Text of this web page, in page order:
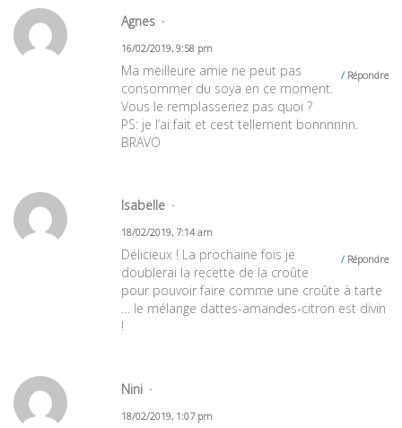
Agnes
16/02/2019, 9:58 pm
Répondre
Ma meilleure amie ne peut pas
consommer du soya en ce moment.
Vous le remplasseriez pas quoi ?
PS: je l’ai fait et cest tellement bonnnnnn.
BRAVO
Isabelle
18/02/2019, 7:14 am
Répondre
Délicieux ! La prochaine fois je
doublerai la recette de la croûte
pour pouvoir faire comme une croûte à tarte
… le mélange dattes-amandes-citron est divin
!
Nini
18/02/2019, 1:07 pm